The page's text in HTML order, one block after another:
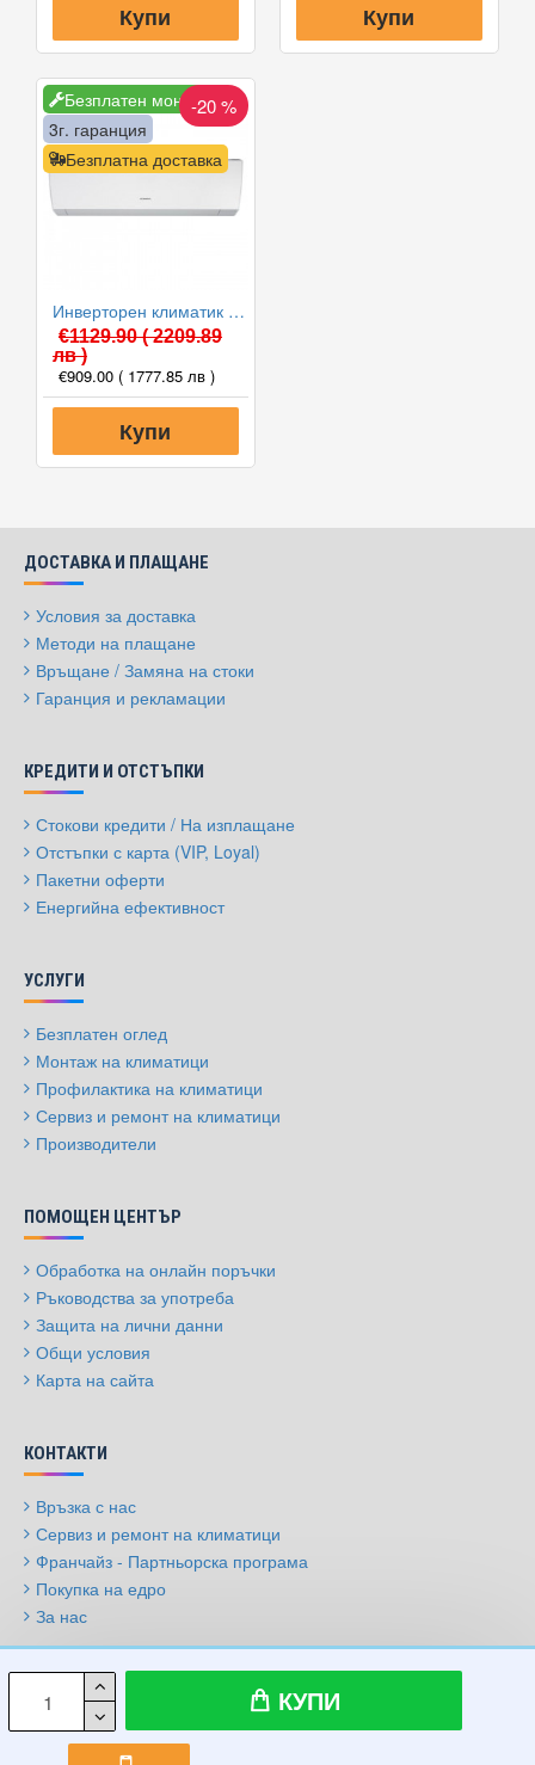
КУПИ
Купи Купи
Безплатен монтаж
Безплатна доставка
3г. гаранция
-20 %
Инверторен климатик General ASHG12LMCA/AOHG12LMCA, 12000 BTU, Клас A++
€1129.90( 2209.89
лв )
€909.00 ( 1777.85 лв )
Купи
ДОСТАВКА И ПЛАЩАНЕ
Условия за доставка
Методи на плащане
Връщане / Замяна на стоки
Гаранция и рекламации
КРЕДИТИ И ОТСТЪПКИ
Стокови кредити / На изплащане
Отстъпки с карта (VIP, Loyal)
Пакетни оферти
Енергийна ефективност
УСЛУГИ
Безплатен оглед
Монтаж на климатици
Профилактика на климатици
Сервиз и ремонт на климатици
Производители
ПОМОЩЕН ЦЕНТЪР
Обработка на онлайн поръчки
Ръководства за употреба
Защита на лични данни
Общи условия
Карта на сайта
КОНТАКТИ
Връзка с нас
Сервиз и ремонт на климатици
Франчайз - Партньорска програма
Покупка на едро
За нас
© 2009-2026, Климатици.бг, Всички права запазени